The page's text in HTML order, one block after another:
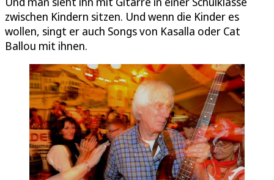
zwischen Kindern sitzen. Und wenn die Kinder es
wollen, singt er auch Songs von Kasalla oder Cat
Ballou mit ihnen.